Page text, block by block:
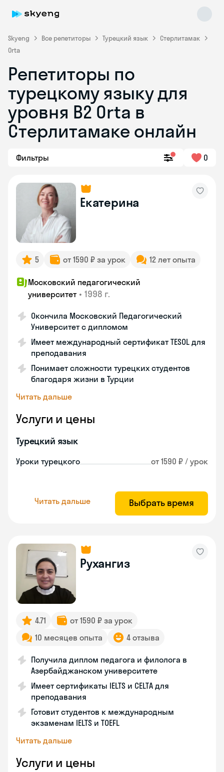
Skyeng Все репетиторы Турецкий язык
Стерлитамак
Orta
Репетиторы по
турецкому языку для
уровня B2 Orta в
Стерлитамаке онлайн
Фильтры 0
Екатерина
5 от 1590 ₽ за урок 12 лет опыта
Московский педагогический
университет • 1998 г.
Окончила Московский Педагогический
Университет с дипломом
Имеет международный сертификат TESOL для
преподавания
Понимает сложности турецких студентов
благодаря жизни в Турции
Читать дальше
Услуги и цены
Турецкий язык
Уроки турецкого от 1590 ₽ / урок
Читать дальше Выбрать время
Рухангиз
4.71
от 1590 ₽ за урок
10 месяцев опыта
4 отзыва
Получила диплом педагога и филолога в
Азербайджанском университете
Имеет сертификаты IELTS и CELTA для
преподавания
Готовит студентов к международным
экзаменам IELTS и TOEFL
Читать дальше
Услуги и цены
Skyeng Chat
online